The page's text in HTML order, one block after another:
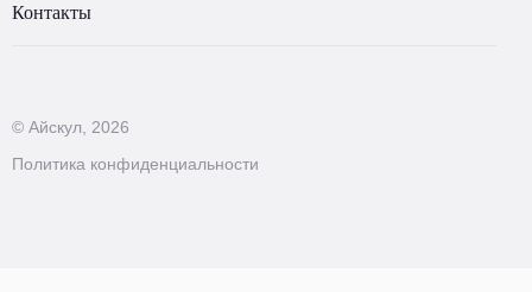
Контакты
© Айскул, 2026
Политика конфиденциальности